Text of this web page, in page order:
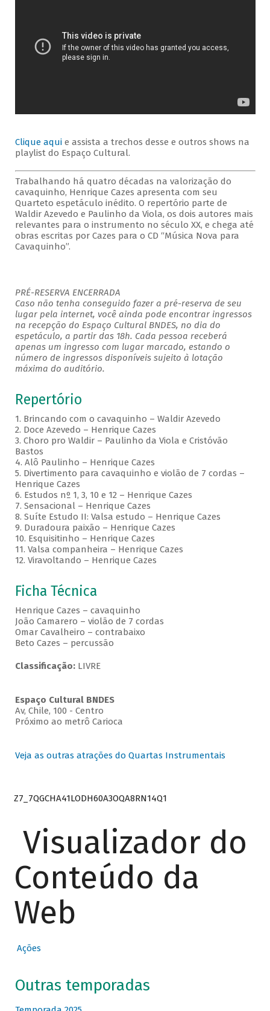
Clique aquie assista a trechos desse e outros shows na
playlist do Espaço Cultural.
Trabalhando há quatro décadas na valorização do
cavaquinho, Henrique Cazes apresenta com seu
Quarteto espetáculo inédito. O repertório parte de
Waldir Azevedo e Paulinho da Viola, os dois autores mais
relevantes para o instrumento no século XX, e chega até
obras escritas por Cazes para o CD “Música Nova para
Cavaquinho”.
PRÉ-RESERVA ENCERRADA
Caso não tenha conseguido fazer a pré-reserva de seu
lugar pela internet, você ainda pode encontrar ingressos
na recepção do Espaço Cultural BNDES, no dia do
espetáculo, a partir das 18h. Cada pessoa receberá
apenas um ingresso com lugar marcado, estando o
número de ingressos disponíveis sujeito à lotação
máxima do auditório.
Repertório
1. Brincando com o cavaquinho – Waldir Azevedo
2. Doce Azevedo – Henrique Cazes
3. Choro pro Waldir – Paulinho da Viola e Cristóvão
Bastos
4. Alô Paulinho – Henrique Cazes
5. Divertimento para cavaquinho e violão de 7 cordas –
Henrique Cazes
6. Estudos nº 1, 3, 10 e 12 – Henrique Cazes
7. Sensacional – Henrique Cazes
8. Suíte Estudo II: Valsa estudo – Henrique Cazes
9. Duradoura paixão – Henrique Cazes
10. Esquisitinho – Henrique Cazes
11. Valsa companheira – Henrique Cazes
12. Viravoltando – Henrique Cazes
Ficha Técnica
Henrique Cazes – cavaquinho
João Camarero – violão de 7 cordas
Omar Cavalheiro – contrabaixo
Beto Cazes – percussão
Classificação: LIVRE
Espaço Cultural BNDES
Av, Chile, 100 - Centro
Próximo ao metrô Carioca
Veja as outras atrações do Quartas Instrumentais
Z7_7QGCHA41LODH60A3OQA8RN14Q1
Visualizador do
Conteúdo da
Web
Ações
Outras temporadas